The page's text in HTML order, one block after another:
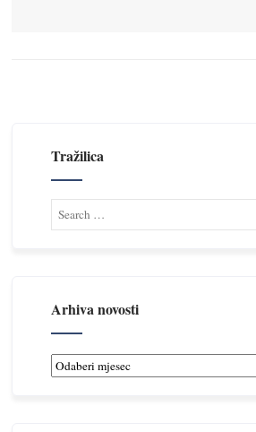
Tražilica
Arhiva novosti
Arhiva